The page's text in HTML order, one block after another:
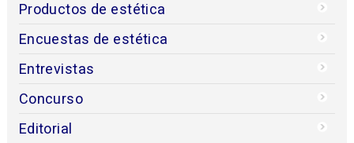
Productos de estética
Encuestas de estética
Entrevistas
Concurso
Editorial